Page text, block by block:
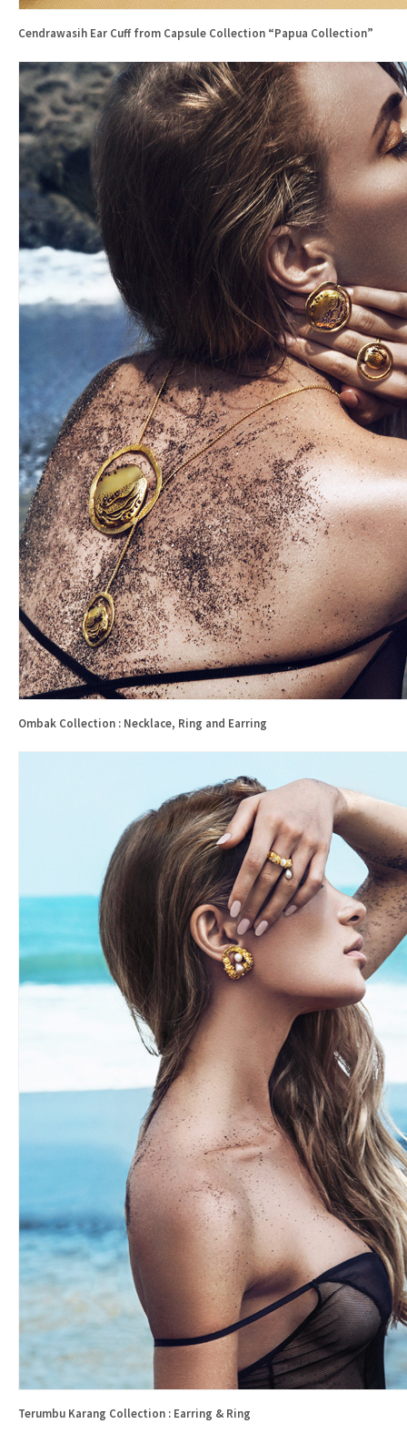
Cendrawasih Ear Cuff from Capsule Collection “Papua Collection”
Ombak Collection : Necklace, Ring and Earring
Terumbu Karang Collection : Earring & Ring